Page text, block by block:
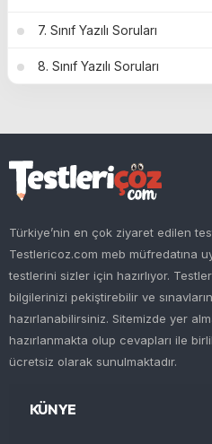
7. Sınıf Yazılı Soruları
8. Sınıf Yazılı Soruları
Türkiye’nin en çok ziyaret edilen
Testlericoz.com meb müfredatına
testlerini sizler için hazırlıyor.
bilgilerinizi pekiştirebilir ve
hazırlanabilirsiniz. Sitemizde yer
hazırlanmakta olup cevapları ile
ücretsiz olarak sunulmaktadır.
KÜNYE